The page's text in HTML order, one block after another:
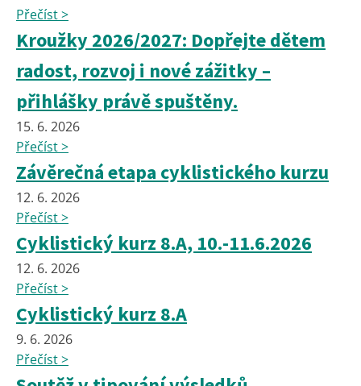
Přečíst >
Kroužky 2026/2027: Dopřejte dětem
radost, rozvoj i nové zážitky –
přihlášky právě spuštěny.
15. 6. 2026
Přečíst >
Závěrečná etapa cyklistického kurzu
12. 6. 2026
Přečíst >
Cyklistický kurz 8.A, 10.-11.6.2026
12. 6. 2026
Přečíst >
Cyklistický kurz 8.A
9. 6. 2026
Přečíst >